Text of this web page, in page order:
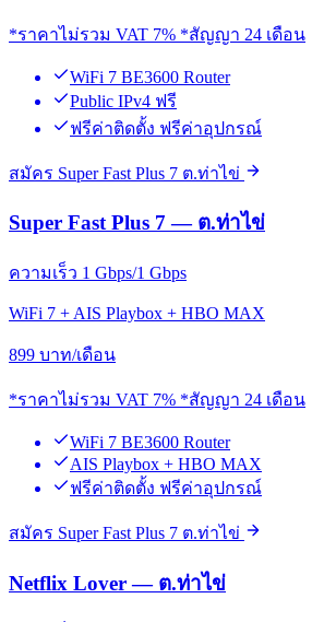
*ราคาไม่รวม VAT 7% *สัญญา 24 เดือน
WiFi 7 BE3600 Router
Public IPv4 ฟรี
ฟรีค่าติดตั้ง ฟรีค่าอุปกรณ์
สมัคร Super Fast Plus 7 ต.ท่าไข่
Super Fast Plus 7 — ต.ท่าไข่
ความเร็ว 1 Gbps/1 Gbps
WiFi 7 + AIS Playbox + HBO MAX
899 บาท/เดือน
*ราคาไม่รวม VAT 7% *สัญญา 24 เดือน
WiFi 7 BE3600 Router
AIS Playbox + HBO MAX
ฟรีค่าติดตั้ง ฟรีค่าอุปกรณ์
สมัคร Super Fast Plus 7 ต.ท่าไข่
Netflix Lover — ต.ท่าไข่